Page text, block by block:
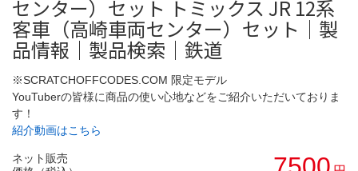
センター）セット トミックス JR 12系
客車（高崎車両センター）セット｜製
品情報｜製品検索｜鉄道
※SCRATCHOFFCODES.COM 限定モデル
YouTuberの皆様に商品の使い心地などをご紹介いただいておりま
す！
紹介動画はこちら
ネット販売